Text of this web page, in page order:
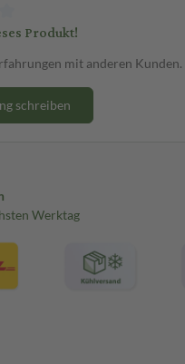
Produkt!
mit anderen Kunden.
schreiben
Werktag